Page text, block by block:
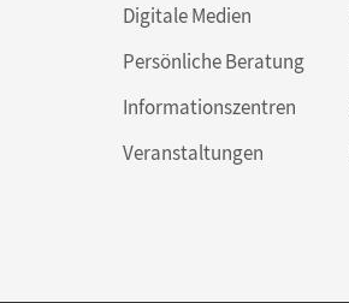
Digitale Medien
Persönliche Beratung
Informationszentren
Veranstaltungen